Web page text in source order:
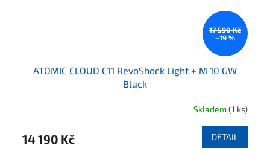
17 590 Kč
–19 %
ATOMIC CLOUD C11 RevoShock Light + M 10 GW
Black
Skladem(1 ks)
14 190 Kč DETAIL